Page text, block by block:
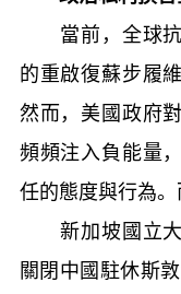
當前，全球抗
的重啟復蘇步履
然而，美國政府
頻頻注入負能量
任的態度與行為。
新加坡國立大
關閉中國駐休斯